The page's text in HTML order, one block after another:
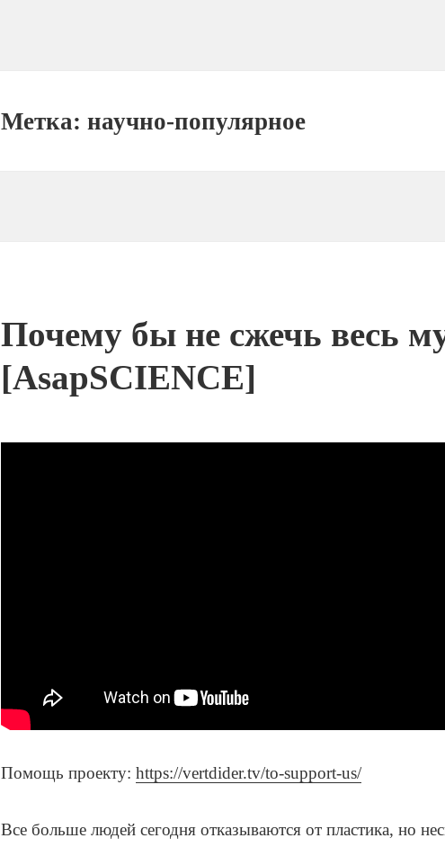
Метка:научно-популярное
Почему бы не сжечь весь
[AsapSCIENCE]
Помощь проекту:https://vertdider.tv/to-support-us/
Все больше людей сегодня отказываются от пластика, но